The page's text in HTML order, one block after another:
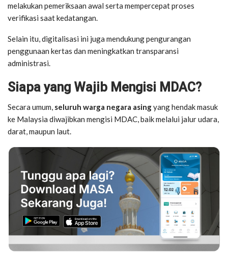
melakukan pemeriksaan awal serta mempercepat proses
verifikasi saat kedatangan.
Selain itu, digitalisasi ini juga mendukung pengurangan
penggunaan kertas dan meningkatkan transparansi
administrasi.
Siapa yang Wajib Mengisi MDAC?
Secara umum, seluruh warga negara asingyang hendak masuk
ke Malaysia diwajibkan mengisi MDAC, baik melalui jalur udara,
darat, maupun laut.